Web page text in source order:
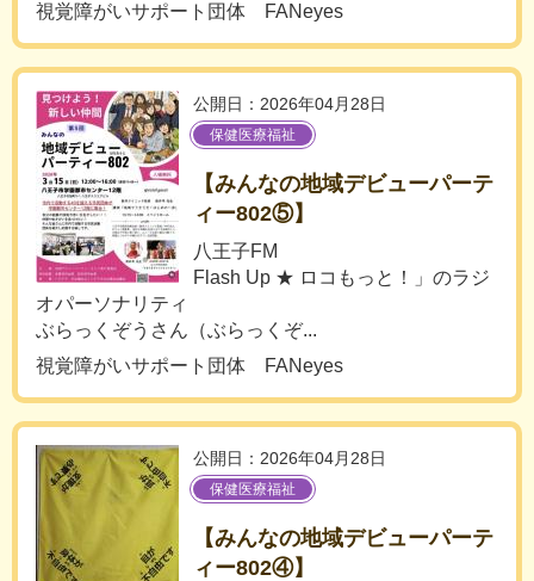
視覚障がいサポート団体 FANeyes
公開日：2026年04月28日
保健医療福祉
【みんなの地域デビューパーテ
ィー802⑤】
八王子FM
Flash Up ★ ロコもっと！」のラジ
オパーソナリティ
ぶらっくぞうさん（ぶらっくぞ...
視覚障がいサポート団体 FANeyes
公開日：2026年04月28日
保健医療福祉
【みんなの地域デビューパーテ
ィー802④】